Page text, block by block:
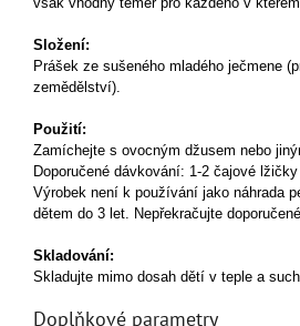
Složení:
Prášek ze sušeného mladého ječmene
zemědělství).
Použití:
Zamíchejte s ovocným džusem nebo
Doporučené dávkování: 1-2 čajové
Výrobek není k používání jako náhrada
dětem do 3 let. Nepřekračujte
Skladování:
Skladujte mimo dosah dětí v teple a
Doplňkové parametry